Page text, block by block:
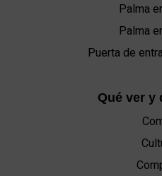
Palma
Palma
Puerta de
Qué ver y